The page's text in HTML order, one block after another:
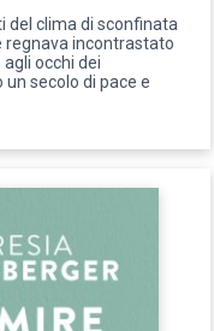
del clima di sconfinata
regnava incontrastato
agli occhi dei
secolo di pace e